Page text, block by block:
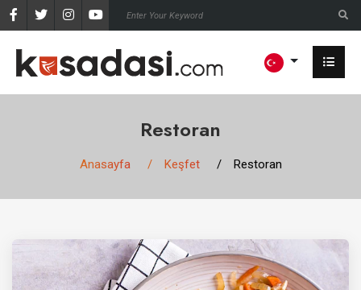
Restoran
Anasayfa Keşfet Restoran